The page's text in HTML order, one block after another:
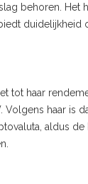
behoren. Het
duidelijkheid
tot haar
haar is
aldus